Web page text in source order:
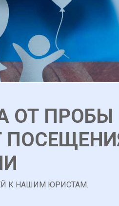
ОТ ПРОБЫ
К НАШИМ ЮРИСТАМ.